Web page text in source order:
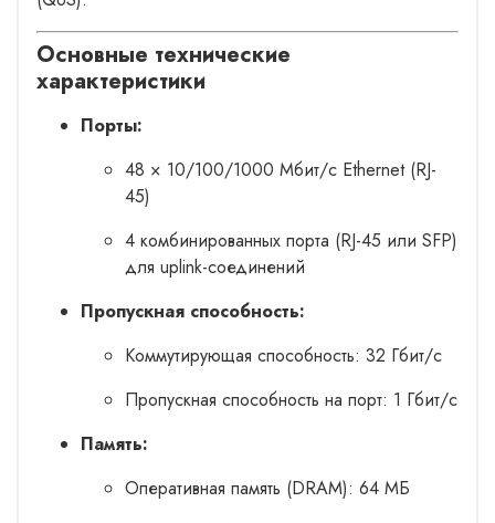
Основные технические
характеристики
Порты:
48 × 10/100/1000 Мбит/с Ethernet (RJ-
45)
4 комбинированных порта (RJ-45 или SFP)
для uplink-соединений
Пропускная способность:
Коммутирующая способность: 32 Гбит/с
Пропускная способность на порт: 1 Гбит/с
Память:
Оперативная память (DRAM): 64 МБ